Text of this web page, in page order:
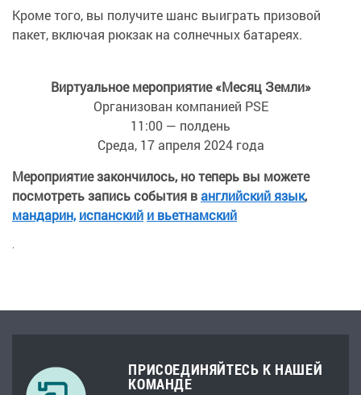
Кроме того, вы получите шанс выиграть призовой
пакет, включая рюкзак на солнечных батареях.
Виртуальное мероприятие «Месяц Земли»
Организован компанией PSE
11:00 — полдень
Среда, 17 апреля 2024 года
Мероприятие закончилось, но теперь вы можете
посмотреть запись события ванглийский язык,
мандарин, испанский и вьетнамский
.
ПРИСОЕДИНЯЙТЕСЬ К НАШЕЙ
КОМАНДЕ